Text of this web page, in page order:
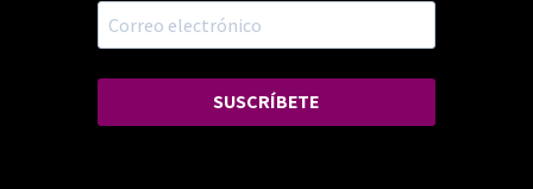
SUSCRÍBETE